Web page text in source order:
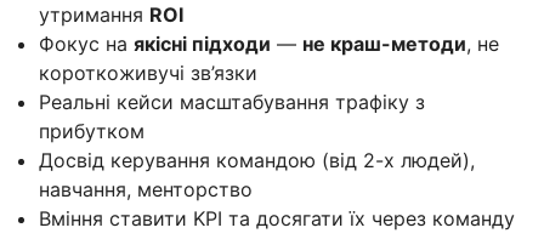
утримання ROI
Фокус на якісні підходи — не краш-методи, не
короткоживучі зв’язки
Реальні кейси масштабування трафіку з
прибутком
Досвід керування командою (від 2-х людей),
навчання, менторство
Вміння ставити KPI та досягати їх через команду